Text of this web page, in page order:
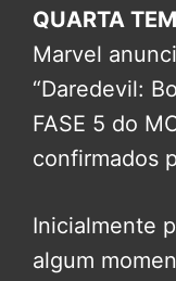
QUARTA
Marvel
“Daredevil:
FASE 5 do
confirmados
Inicialmente
algum